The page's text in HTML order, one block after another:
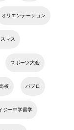
オリエンテーション
マス
スポーツ大会
校 パブロ
ジー中学留学